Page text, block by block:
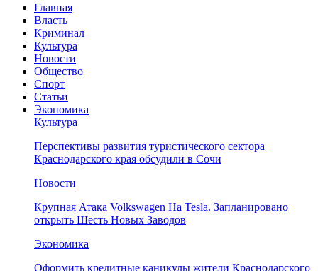
Главная
Власть
Криминал
Культура
Новости
Общество
Спорт
Статьи
Экономика
Культура
Перспективы развития туристического сектора
Краснодарского края обсудили в Сочи
Новости
Крупная Атака Volkswagen На Tesla. Запланировано
открыть Шесть Новых Заводов
Экономика
Оформить кредитные каникулы жители Краснодарского